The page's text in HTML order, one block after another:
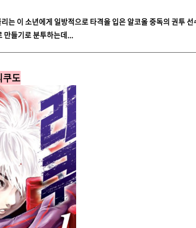
는 이 소년에게 일방적으로 타격을 입은 알코올 중독의 권투 선
만들기로 분투하는데...
쿠도